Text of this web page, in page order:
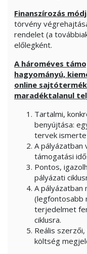
Finanszírozás
törvény
rendelet (a
előlegként.
A hároméves
hagyományú,
online
maradéktalanul
Tartalmi,
benyújtása:
tervek
A
támogatási
Pontos,
pályázati
A
(legfontosabb
terjedelmet
ciklusra.
Reális
költség